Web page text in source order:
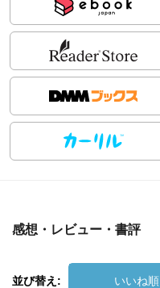
感想・レビュー・書評
並び替え: いいね順